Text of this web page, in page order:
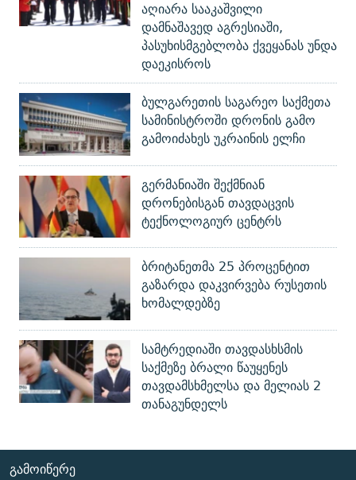
აღიარა სააკაშვილი
დამნაშავედ აგრესიაში,
პასუხისმგებლობა ქვეყანას უნდა
დაეკისროს
ბულგარეთის საგარეო საქმეთა
სამინისტროში დრონის გამო
გამოიძახეს უკრაინის ელჩი
გერმანიაში შექმნიან
დრონებისგან თავდაცვის
ტექნოლოგიურ ცენტრს
ბრიტანეთმა 25 პროცენტით
გაზარდა დაკვირვება რუსეთის
ხომალდებზე
სამტრედიაში თავდასხსმის
საქმეზე ბრალი წაუყენეს
თავდამსხმელსა და მელიას 2
თანაგუნდელს
ᲒᲐᲛᲝᲘᲬᲔᲠᲔ